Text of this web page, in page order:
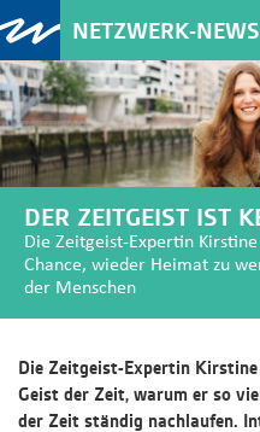
NETZWERK-NEWS
DER ZEITGEIST IST
Die Zeitgeist-Expertin
Chance, wieder Heimat zu
der Menschen
Die Zeitgeist-Expertin
Geist der Zeit, warum er so
der Zeit ständig nachlaufen.